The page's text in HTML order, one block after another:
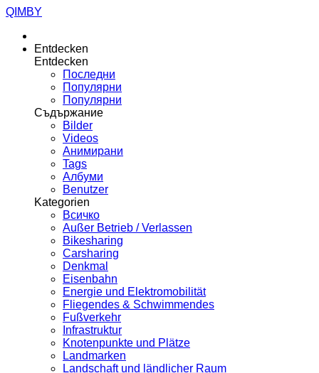
QIMBY
Entdecken
Entdecken
Последни
Популярни
Популярни
Съдържание
Bilder
Videos
Анимирани
Tags
Албуми
Benutzer
Kategorien
Всичко
Außer Betrieb / Verlassen
Bikesharing
Carsharing
Denkmal
Eisenbahn
Energie und Elektromobilität
Fliegendes & Schwimmendes
Fußverkehr
Infrastruktur
Knotenpunkte und Plätze
Landmarken
Landschaft und ländlicher Raum